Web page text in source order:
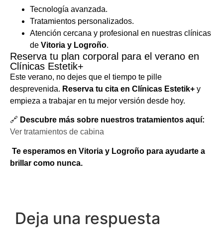
Tecnología avanzada.
Tratamientos personalizados.
Atención cercana y profesional en nuestras clínicas
de Vitoria y Logroño.
Reserva tu plan corporal para el verano en
Clínicas Estetik+
Este verano, no dejes que el tiempo te pille
desprevenida. Reserva tu cita en Clínicas Estetik+ y
empieza a trabajar en tu mejor versión desde hoy.
🔗 Descubre más sobre nuestros tratamientos aquí:
Ver tratamientos de cabina
Te esperamos en Vitoria y Logroño para ayudarte a
brillar como nunca.
Deja una respuesta